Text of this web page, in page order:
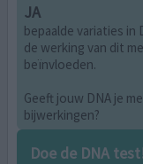
JA
bepaalde variaties in
de werking van dit
beïnvloeden.
Geeft jouw DNA je
bijwerkingen?
Doe de DNA